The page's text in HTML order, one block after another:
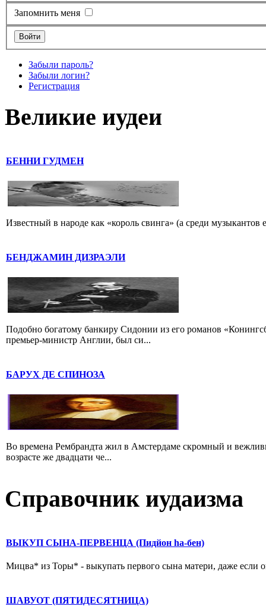
Запомнить меня
Забыли пароль?
Забыли логин?
Регистрация
Великие иудеи
БЕННИ ГУДМЕН
Известный в народе как «король свинга» (а среди
БЕНДЖАМИН ДИЗРАЭЛИ
Подобно богатому банкиру Сидонии из его романов
премьер-министр Англии, был си...
БАРУХ ДЕ СПИНОЗА
Во времена Рембрандта жил в Амстердаме скромный и
возрасте же двадцати че...
Справочник иудаизма
ВЫКУП СЫНА-ПЕРВЕНЦА (Пидйон hа-бен)
Мицва* из Торы* - выкупать первого сына матери, даже если
ШАВУОТ (ПЯТИДЕСЯТНИЦА)